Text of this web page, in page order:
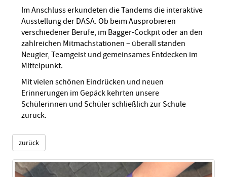
Im Anschluss erkundeten die Tandems die interaktive
Ausstellung der DASA. Ob beim Ausprobieren
verschiedener Berufe, im Bagger-Cockpit oder an den
zahlreichen Mitmachstationen – überall standen
Neugier, Teamgeist und gemeinsames Entdecken im
Mittelpunkt.
Mit vielen schönen Eindrücken und neuen
Erinnerungen im Gepäck kehrten unsere
Schülerinnen und Schüler schließlich zur Schule
zurück.
zurück